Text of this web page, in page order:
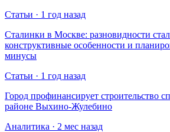
Статьи · 1 год назад
Сталинки в Москве: разновидности
конструктивные особенности и
минусы
Статьи · 1 год назад
Город профинансирует строительство
районе Выхино-Жулебино
Аналитика · 2 мес назад